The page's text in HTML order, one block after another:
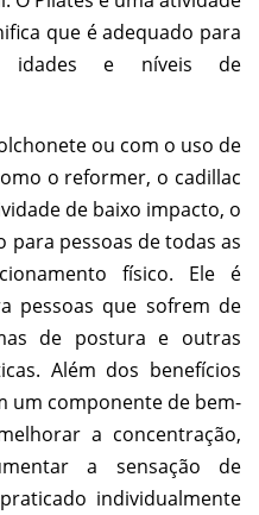
que é adequado para
idades e níveis de
ou com o uso de
o reformer, o cadillac
de baixo impacto, o
para pessoas de todas as
físico. Ele é
pessoas que sofrem de
de postura e outras
Além dos benefícios
um componente de bem-
a concentração,
a sensação de
individualmente